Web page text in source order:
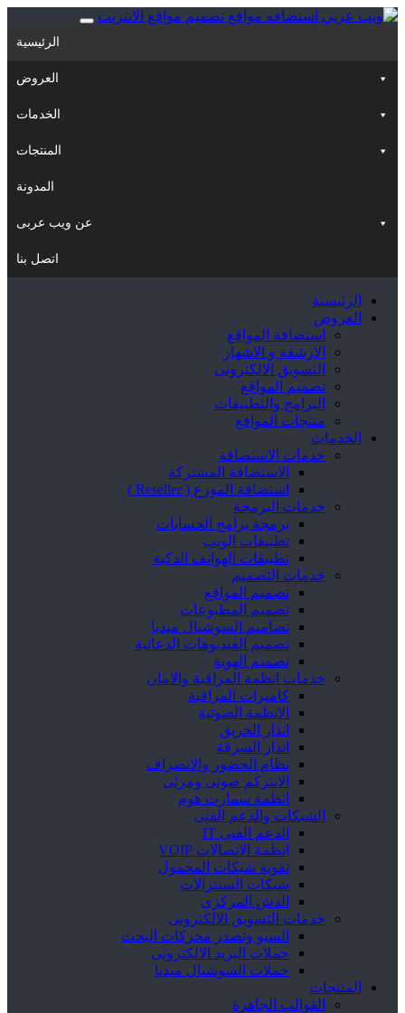
الرئيسية
العروض
الخدمات
المنتجات
المدونة
عن ويب عربى
اتصل بنا
الرئيسية
العروض
استضافة المواقع
الارشفة و الاشهار
التسويق الالكترونى
تصميم المواقع
البرامج والتطبيقات
منتجات المواقع
الخدمات
خدمات الاستضافة
الاستضافة المشتركة
استضافة الموزع ( Reseller )
خدمات البرمجة
برمجة برامج الحسابات
تطبيقات الويب
تطبيقات الهواتف الذكية
خدمات التصميم
تصميم المواقع
تصميم المطبوعات
تصاميم السوشيال ميديا
تصميم الفيديوهات الدعائية
تصميم الهوية
خدمات انظمة المراقبة والامان
كاميرات المراقبة
الانظمة الصوتية
انذار الحريق
انذار السرقة
نظام الحضور والانصراف
الانتركم صوتى ومرئى
انظمة سمارت هوم
الشبكات والدعم الفنى
الدعم الفنى IT
انظمة الاتصالات VOIP
تقوية شبكات المحمول
شبكات السنترالات
الدش المركزى
خدمات التسويق الالكترونى
السيو وتصدر محركات البحث
حملات البريد الالكترونى
حملات السوشيال ميديا
المنتجات
القوالب الجاهزة